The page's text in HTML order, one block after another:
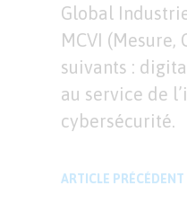
Global
MCVI
suivants :
au service de
cybersécurité.
ARTICLE PRÉCÉDENT